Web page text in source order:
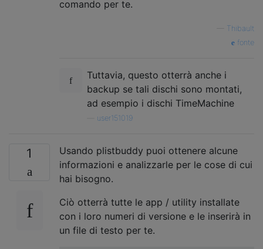
comando per te.
Thibault
fonte
Tuttavia, questo otterrà anche i
backup se tali dischi sono montati,
ad esempio i dischi TimeMachine
user151019
1
Usando plistbuddy puoi ottenere alcune
informazioni e analizzarle per le cose di cui
hai bisogno.
Ciò otterrà tutte le app / utility installate
con i loro numeri di versione e le inserirà in
un file di testo per te.